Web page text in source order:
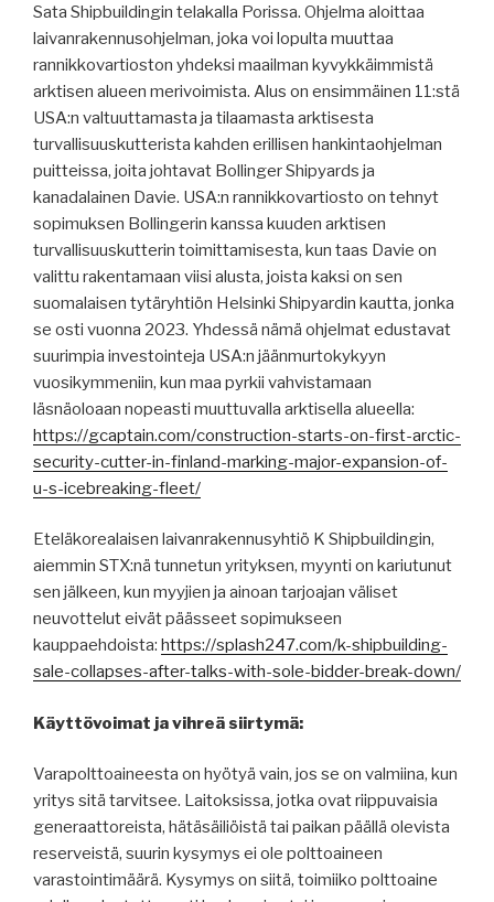
Sata Shipbuildingin telakalla Porissa. Ohjelma aloittaa
laivanrakennusohjelman, joka voi lopulta muuttaa
rannikkovartioston yhdeksi maailman kyvykkäimmistä
arktisen alueen merivoimista. Alus on ensimmäinen 11:stä
USA:n valtuuttamasta ja tilaamasta arktisesta
turvallisuuskutterista kahden erillisen hankintaohjelman
puitteissa, joita johtavat Bollinger Shipyards ja
kanadalainen Davie. USA:n rannikkovartiosto on tehnyt
sopimuksen Bollingerin kanssa kuuden arktisen
turvallisuuskutterin toimittamisesta, kun taas Davie on
valittu rakentamaan viisi alusta, joista kaksi on sen
suomalaisen tytäryhtiön Helsinki Shipyardin kautta, jonka
se osti vuonna 2023. Yhdessä nämä ohjelmat edustavat
suurimpia investointeja USA:n jäänmurtokykyyn
vuosikymmeniin, kun maa pyrkii vahvistamaan
läsnäoloaan nopeasti muuttuvalla arktisella alueella:
https://gcaptain.com/construction-starts-on-first-arctic-
security-cutter-in-finland-marking-major-expansion-of-
u-s-icebreaking-fleet/
Eteläkorealaisen laivanrakennusyhtiö K Shipbuildingin,
aiemmin STX:nä tunnetun yrityksen, myynti on kariutunut
sen jälkeen, kun myyjien ja ainoan tarjoajan väliset
neuvottelut eivät päässeet sopimukseen
kauppaehdoista: https://splash247.com/k-shipbuilding-
sale-collapses-after-talks-with-sole-bidder-break-down/
Käyttövoimat ja vihreä siirtymä:
Varapolttoaineesta on hyötyä vain, jos se on valmiina, kun
yritys sitä tarvitsee. Laitoksissa, jotka ovat riippuvaisia ​​
generaattoreista, hätäsäiliöistä tai paikan päällä olevista
reserveistä, suurin kysymys ei ole polttoaineen
varastointimäärä. Kysymys on siitä, toimiiko polttoaine